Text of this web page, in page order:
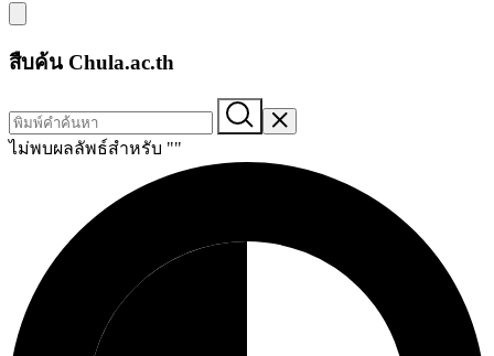
สืบค้น Chula.ac.th
ไม่พบผลลัพธ์สำหรับ ""